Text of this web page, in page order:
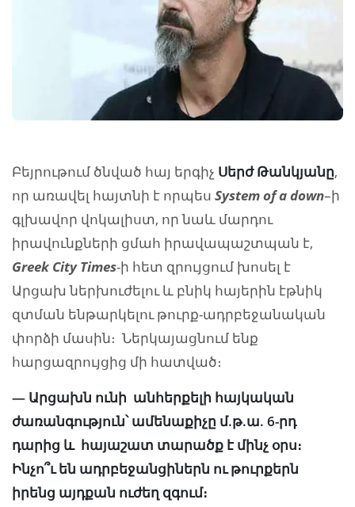
Բեյրութում ծնված հայ երգիչ Սերժ Թանկյանը,
որ առավել հայտնի է որպես System of a down–ի
գլխավոր վոկալիստ, որ նաև մարդու
իրավունքների ցմահ իրավապաշտպան է,
Greek City Times-ի հետ զրույցում խոսել է
Արցախ ներխուժելու և բնիկ հայերին էթնիկ
զտման ենթարկելու թուրք-ադրբեջանական
փորձի մասին։ Ներկայացնում ենք
հարցազրույցից մի հատված։
— Արցախն ունի անհերքելի հայկական
ժառանգություն՝ ամենաքիչը մ.թ.ա. 6-րդ
դարից և հայաշատ տարածք է մինչ օրս։
Ինչո՞ւ են ադրբեջանցիներն ու թուրքերն
իրենց այդքան ուժեղ զգում։